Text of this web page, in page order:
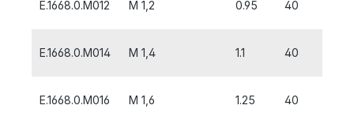
E.1668.0.M012 M 1,2 0.95 40
E.1668.0.M014 M 1,4 1.1 40
E.1668.0.M016 M 1,6 1.25 40